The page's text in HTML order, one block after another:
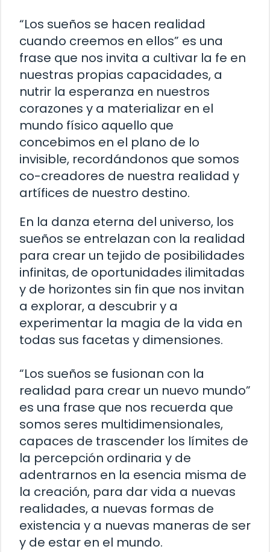
“Los sueños se hacen realidad
cuando creemos en ellos” es una
frase que nos invita a cultivar la fe en
nuestras propias capacidades, a
nutrir la esperanza en nuestros
corazones y a materializar en el
mundo físico aquello que
concebimos en el plano de lo
invisible, recordándonos que somos
co-creadores de nuestra realidad y
artífices de nuestro destino.
En la danza eterna del universo, los
sueños se entrelazan con la realidad
para crear un tejido de posibilidades
infinitas, de oportunidades ilimitadas
y de horizontes sin fin que nos invitan
a explorar, a descubrir y a
experimentar la magia de la vida en
todas sus facetas y dimensiones.
“Los sueños se fusionan con la
realidad para crear un nuevo mundo”
es una frase que nos recuerda que
somos seres multidimensionales,
capaces de trascender los límites de
la percepción ordinaria y de
adentrarnos en la esencia misma de
la creación, para dar vida a nuevas
realidades, a nuevas formas de
existencia y a nuevas maneras de ser
y de estar en el mundo.